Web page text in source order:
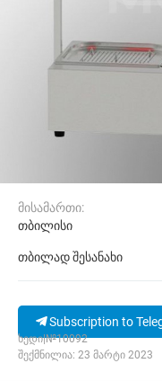
მისამართი:
თბილისი
თბილად შესანახი
Subscription to
ხედი|№10092
შექმნილია: 23 მარტი 2023